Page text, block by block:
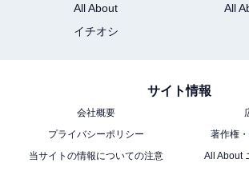
All About
All
イチオシ
サイト情報
会社概要
プライバシーポリシー
著作権
当サイトの情報についての注意
All About